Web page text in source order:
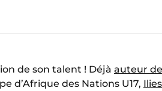
de son talent ! Déjà auteur
d’Afrique des Nations U17,